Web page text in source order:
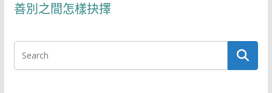
善別之間怎樣抉擇